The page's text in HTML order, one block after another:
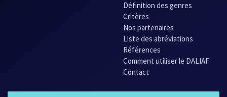
Définition des genres
Critères
Nos partenaires
Liste des abréviations
Références
Comment utiliser le DALIAF
Contact